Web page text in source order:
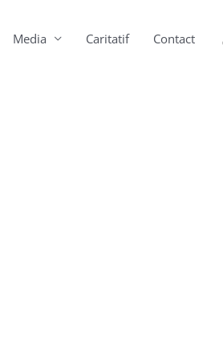
Media Caritatif Contact